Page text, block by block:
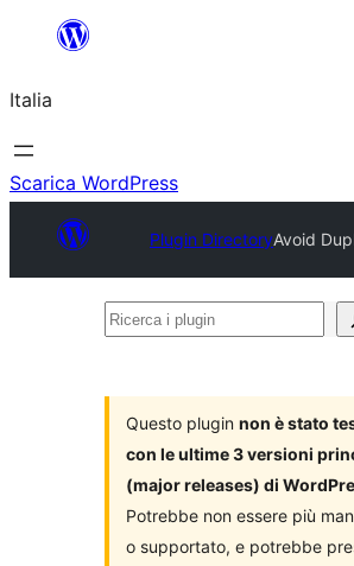
contenuto
Italia
Scarica WordPress
Plugin DirectoryAvoid
Ricerca
Questo plugin non è stato
con le ultime 3 versioni
(major releases) di
Potrebbe non essere più
o supportato, e potrebbe